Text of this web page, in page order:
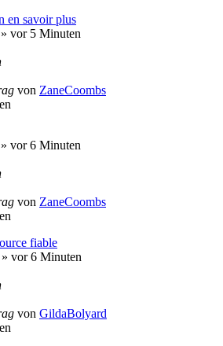
en savoir plus
» vor 5 Minuten
von ZaneCoombs
» vor 6 Minuten
von ZaneCoombs
fiable
» vor 6 Minuten
von GildaBolyard